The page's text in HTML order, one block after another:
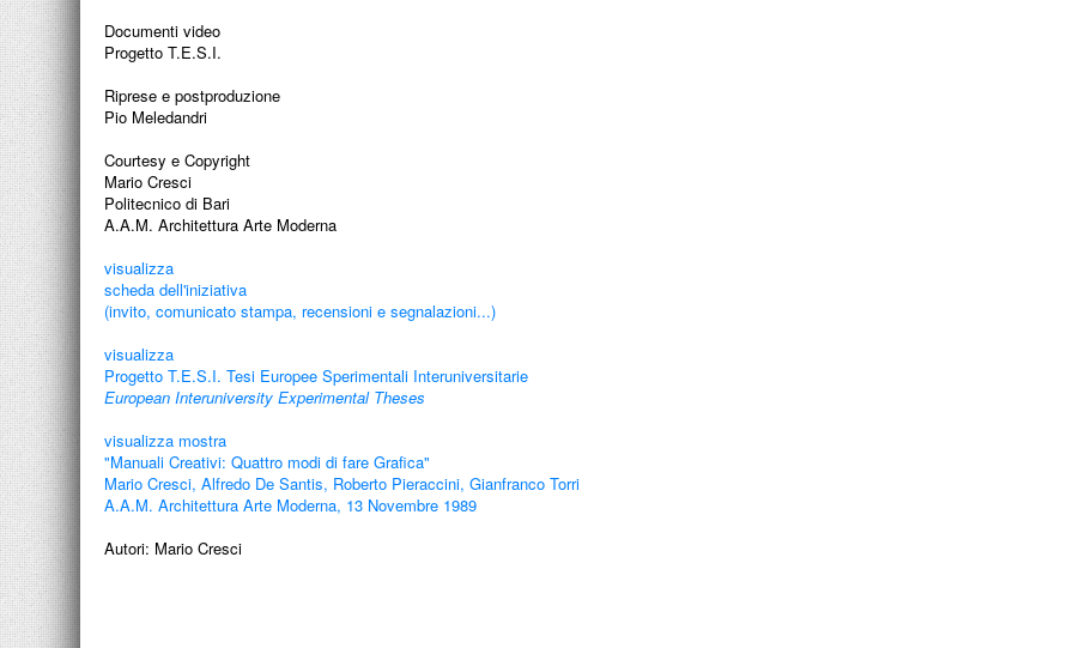
Documenti video
Progetto T.E.S.I.
Riprese e postproduzione
Pio Meledandri
Courtesy e Copyright
Mario Cresci
Politecnico di Bari
A.A.M. Architettura Arte Moderna
visualizza
scheda dell'iniziativa
(invito, comunicato stampa, recensioni e segnalazioni...)
visualizza
Progetto T.E.S.I. Tesi Europee Sperimentali Interuniversitarie
European Interuniversity Experimental Theses
visualizza mostra
"Manuali Creativi: Quattro modi di fare Grafica"
Mario Cresci, Alfredo De Santis, Roberto Pieraccini, Gianfranco Torri
A.A.M. Architettura Arte Moderna, 13 Novembre 1989
Autori: Mario Cresci